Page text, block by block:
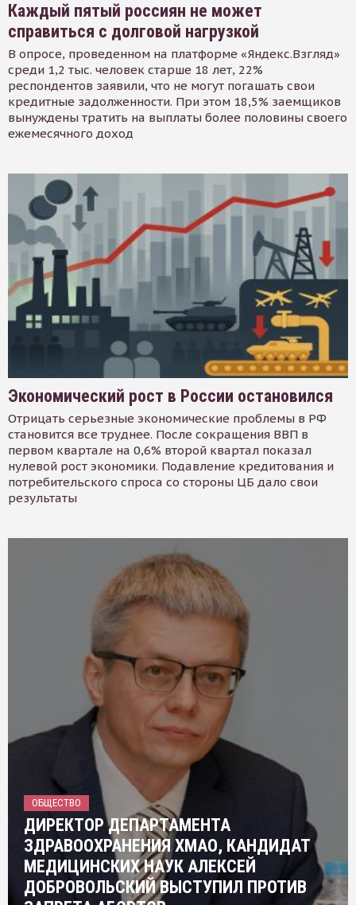
Каждый пятый россиян не может
справиться с долговой нагрузкой
В опросе, проведенном на платформе «Яндекс.Взгляд»
среди 1,2 тыс. человек старше 18 лет, 22%
респондентов заявили, что не могут погашать свои
кредитные задолженности. При этом 18,5% заемщиков
вынуждены тратить на выплаты более половины своего
ежемесячного доход
Экономический рост в России остановился
Отрицать серьезные экономические проблемы в РФ
становится все труднее. После сокращения ВВП в
первом квартале на 0,6% второй квартал показал
нулевой рост экономики. Подавление кредитования и
потребительского спроса со стороны ЦБ дало свои
результаты
ОБЩЕСТВО
ДИРЕКТОР ДЕПАРТАМЕНТА
ЗДРАВООХРАНЕНИЯ ХМАО, КАНДИДАТ
МЕДИЦИНСКИХ НАУК АЛЕКСЕЙ
ДОБРОВОЛЬСКИЙ ВЫСТУПИЛ ПРОТИВ